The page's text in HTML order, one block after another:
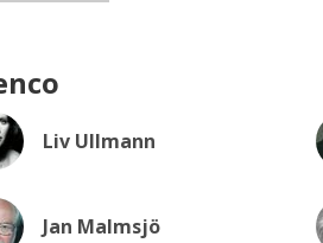
Liv Ullmann
Jan Malmsjö